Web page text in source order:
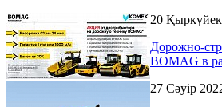
20
Дорожно-
BOMAG в
27 Сәуір